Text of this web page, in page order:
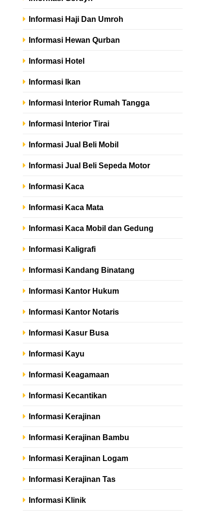
Informasi Haji Dan Umroh
Informasi Hewan Qurban
Informasi Hotel
Informasi Ikan
Informasi Interior Rumah Tangga
Informasi Interior Tirai
Informasi Jual Beli Mobil
Informasi Jual Beli Sepeda Motor
Informasi Kaca
Informasi Kaca Mata
Informasi Kaca Mobil dan Gedung
Informasi Kaligrafi
Informasi Kandang Binatang
Informasi Kantor Hukum
Informasi Kantor Notaris
Informasi Kasur Busa
Informasi Kayu
Informasi Keagamaan
Informasi Kecantikan
Informasi Kerajinan
Informasi Kerajinan Bambu
Informasi Kerajinan Logam
Informasi Kerajinan Tas
Informasi Klinik